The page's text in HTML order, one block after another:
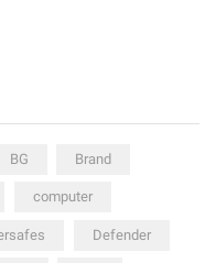
BG Brand
computer
Defender